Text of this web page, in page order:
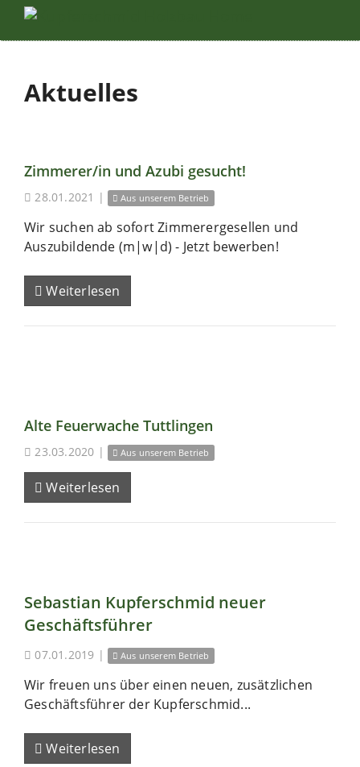
Aktuelles
Zimmerer/in und Azubi gesucht!
28.01.2021 | Aus unserem Betrieb
Wir suchen ab sofort Zimmerergesellen und
Auszubildende (m|w|d) - Jetzt bewerben!
Weiterlesen
Alte Feuerwache Tuttlingen
23.03.2020 | Aus unserem Betrieb
Weiterlesen
Sebastian Kupferschmid neuer
Geschäftsführer
07.01.2019 | Aus unserem Betrieb
Wir freuen uns über einen neuen, zusätzlichen
Geschäftsführer der Kupferschmid...
Weiterlesen